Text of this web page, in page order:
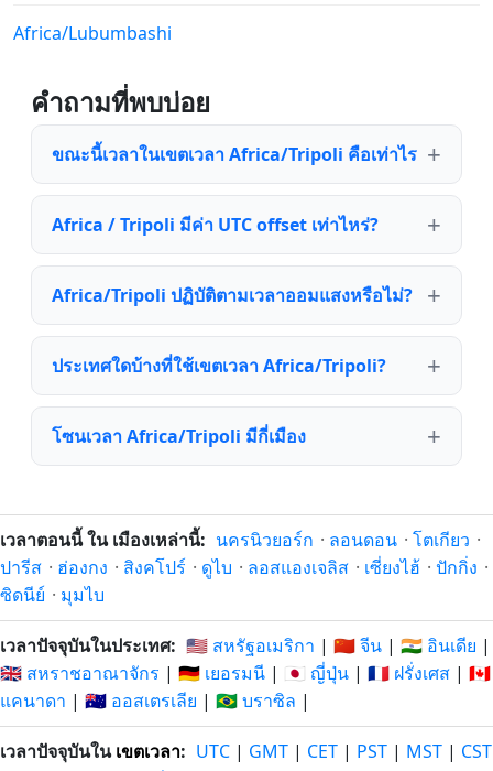
Africa/Lubumbashi
คำถามที่พบบ่อย
ขณะนี้เวลาในเขตเวลา Africa/Tripoli คือเท่าไร
Africa / Tripoli มีค่า UTC offset เท่าไหร่?
Africa/Tripoli ปฏิบัติตามเวลาออมแสงหรือไม่?
ประเทศใดบ้างที่ใช้เขตเวลา Africa/Tripoli?
โซนเวลา Africa/Tripoli มีกี่เมือง
เวลาตอนนี้ ใน เมืองเหล่านี้: นครนิวยอร์ก · ลอนดอน · โตเกียว ·
ปารีส · ฮ่องกง · สิงคโปร์ · ดูไบ · ลอสแองเจลิส · เซี่ยงไฮ้ · ปักกิ่ง ·
ซิดนีย์ · มุมไบ
เวลาปัจจุบันในประเทศ: 🇺🇸 สหรัฐอเมริกา | 🇨🇳 จีน | 🇮🇳 อินเดีย |
🇬🇧 สหราชอาณาจักร | 🇩🇪 เยอรมนี | 🇯🇵 ญี่ปุ่น | 🇫🇷 ฝรั่งเศส | 🇨🇦
แคนาดา | 🇦🇺 ออสเตรเลีย | 🇧🇷 บราซิล |
เวลาปัจจุบันในเขตเวลา: UTC | GMT | CET | PST | MST | CST